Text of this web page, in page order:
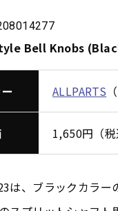
Bell Knobs
ALLPARTS （
1,650円（税
は、ブラックカラー